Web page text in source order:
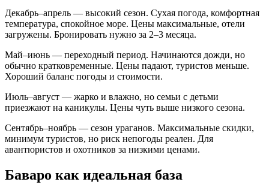
Декабрь–апрель — высокий сезон. Сухая погода, комфортная
температура, спокойное море. Цены максимальные, отели
загружены. Бронировать нужно за 2–3 месяца.
Май–июнь — переходный период. Начинаются дожди, но
обычно кратковременные. Цены падают, туристов меньше.
Хороший баланс погоды и стоимости.
Июль–август — жарко и влажно, но семьи с детьми
приезжают на каникулы. Цены чуть выше низкого сезона.
Сентябрь–ноябрь — сезон ураганов. Максимальные скидки,
минимум туристов, но риск непогоды реален. Для
авантюристов и охотников за низкими ценами.
Баваро как идеальная база